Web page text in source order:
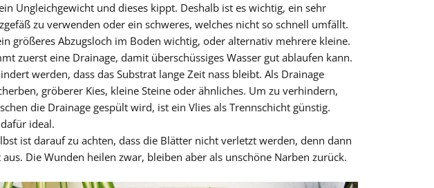
Ungleichgewicht und dieses kippt. Deshalb ist es wichtig, ein sehr
zu verwenden oder ein schweres, welches nicht so schnell umfällt.
größeres Abzugsloch im Boden wichtig, oder alternativ mehrere kleine.
zuerst eine Drainage, damit überschüssiges Wasser gut ablaufen kann.
werden, dass das Substrat lange Zeit nass bleibt. Als Drainage
gröberer Kies, kleine Steine oder ähnliches. Um zu verhindern,
die Drainage gespült wird, ist ein Vlies als Trennschicht günstig.
ideal.
ist darauf zu achten, dass die Blätter nicht verletzt werden, denn dann
Die Wunden heilen zwar, bleiben aber als unschöne Narben zurück.